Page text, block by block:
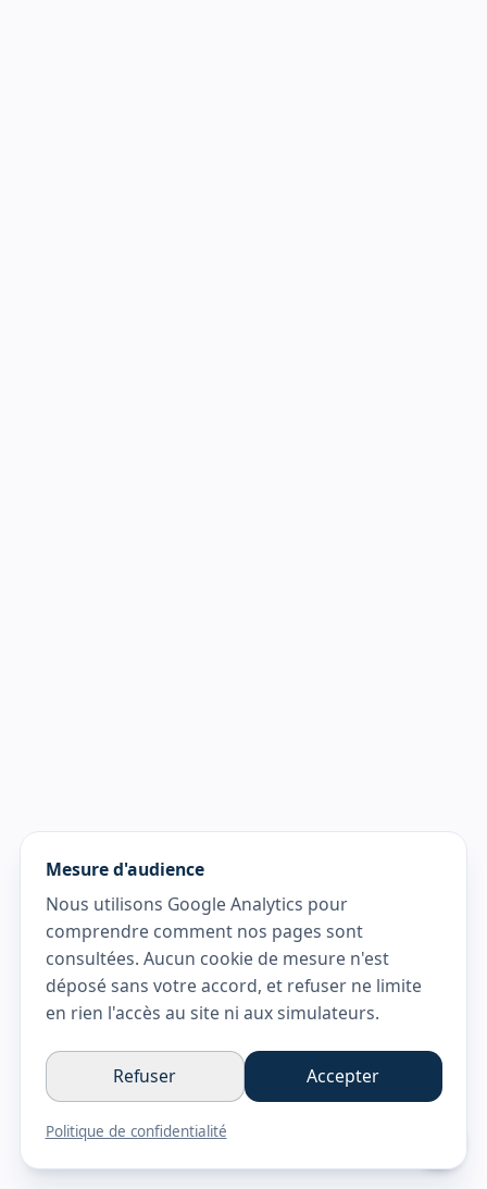
Mesure d'audience
Nous utilisons Google Analytics pour
comprendre comment nos pages sont
consultées. Aucun cookie de mesure n'est
déposé sans votre accord, et refuser ne limite
en rien l'accès au site ni aux simulateurs.
Refuser Accepter
Politique de confidentialité